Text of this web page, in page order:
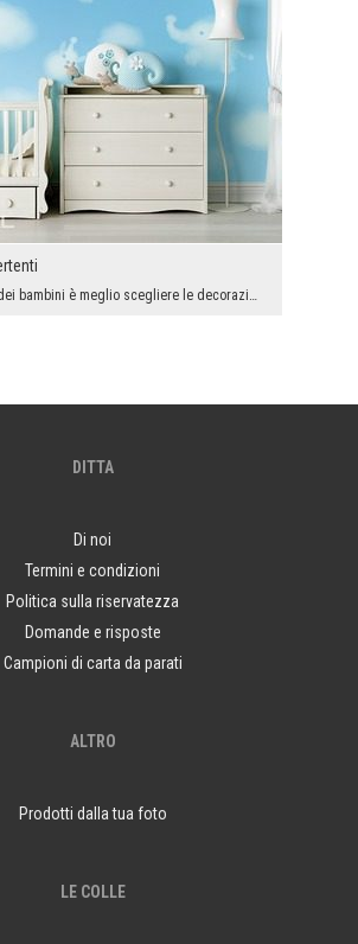
DITTA
Di noi
Termini e condizioni
Politica sulla riservatezza
Domande e risposte
Campioni di carta da parati
ALTRO
Prodotti dalla tua foto
LE COLLE